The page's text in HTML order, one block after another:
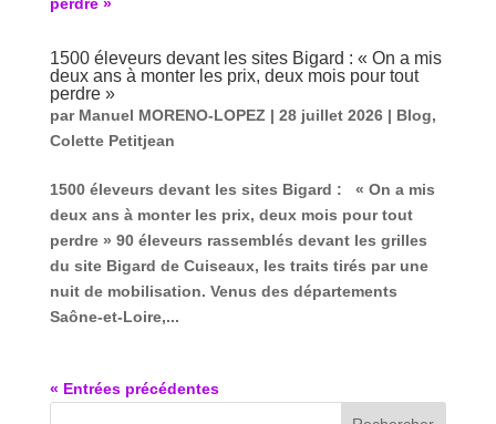
1500 éleveurs devant les sites Bigard : « On a mis
deux ans à monter les prix, deux mois pour tout
perdre »
par Manuel MORENO-LOPEZ| 28 juillet 2026| Blog,
Colette Petitjean
1500 éleveurs devant les sites Bigard : « On a mis
deux ans à monter les prix, deux mois pour tout
perdre » 90 éleveurs rassemblés devant les grilles
du site Bigard de Cuiseaux, les traits tirés par une
nuit de mobilisation. Venus des départements
Saône-et-Loire,...
« Entrées précédentes